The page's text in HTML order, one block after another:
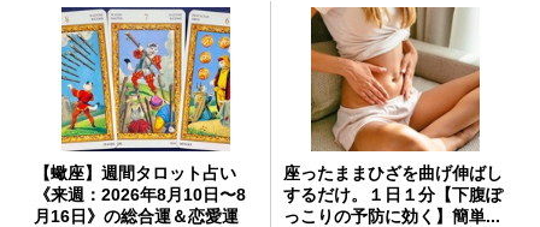
【蠍座】週間タロット占い
《来週：2026年8月10日〜8
月16日》の総合運＆恋愛運
座ったままひざを曲げ伸ばし
するだけ。１日１分【下腹ぽ
っこりの予防に効く】簡単...